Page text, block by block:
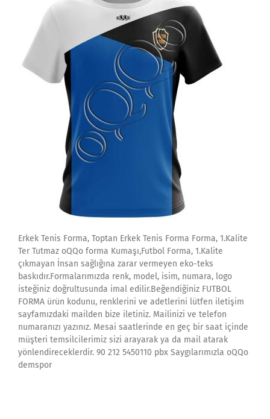
Erkek Tenis Forma, Toptan Erkek Tenis Forma Forma, 1.Kalite
Ter Tutmaz oQQo forma Kumaşı,Futbol Forma, 1.Kalite
çıkmayan İnsan sağlığına zarar vermeyen eko-teks
baskıdır.Formalarımızda renk, model, isim, numara, logo
isteğiniz doğrultusunda imal edilir.Beğendiğiniz FUTBOL
FORMA ürün kodunu, renklerini ve adetlerini lütfen iletişim
sayfamızdaki mailden bize iletiniz. Mailinizi ve telefon
numaranızı yazınız. Mesai saatlerinde en geç bir saat içinde
müşteri temsilcilerimiz sizi arayarak ya da mail atarak
yönlendireceklerdir. 90 212 5450110 pbx Saygılarımızla oQQo
demspor